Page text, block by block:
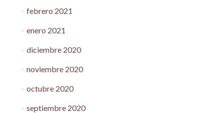
febrero 2021
enero 2021
diciembre 2020
noviembre 2020
octubre 2020
septiembre 2020